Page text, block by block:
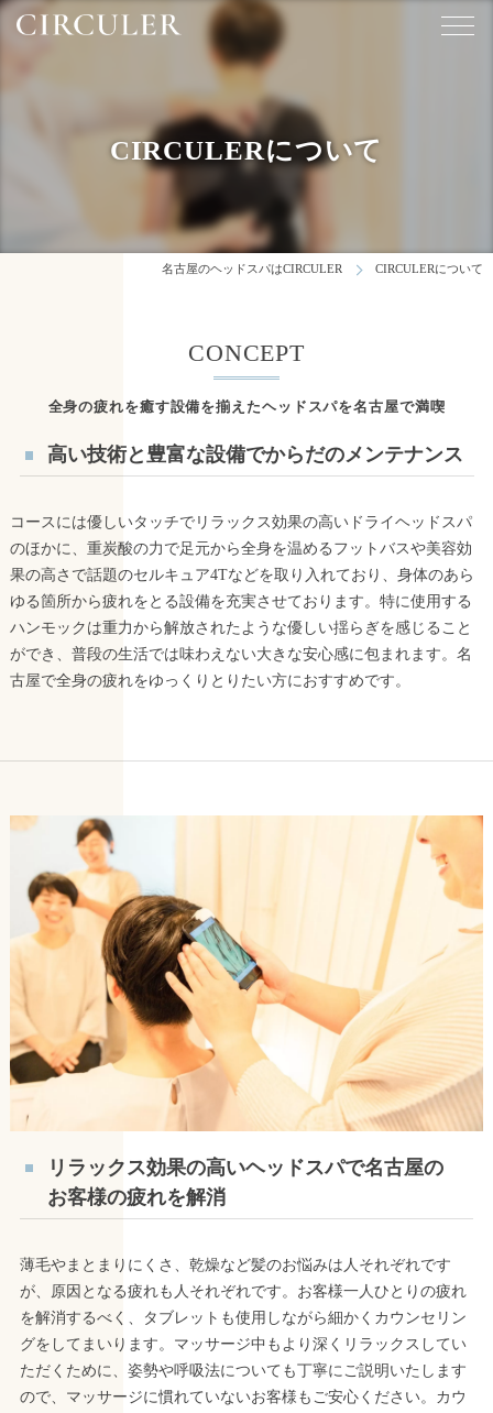
CIRCULERについて
名古屋のヘッドスパはCIRCULER CIRCULERについて
全身の疲れを癒す設備を揃えたヘッドスパを名古屋で満喫
CONCEPT
高い技術と豊富な設備でからだのメンテナンス
コースには優しいタッチでリラックス効果の高いドライヘッドスパ
のほかに、重炭酸の力で足元から全身を温めるフットバスや美容効
果の高さで話題のセルキュア4Tなどを取り入れており、身体のあら
ゆる箇所から疲れをとる設備を充実させております。特に使用する
ハンモックは重力から解放されたような優しい揺らぎを感じること
ができ、普段の生活では味わえない大きな安心感に包まれます。名
古屋で全身の疲れをゆっくりとりたい方におすすめです。
リラックス効果の高いヘッドスパで名古屋の
お客様の疲れを解消
薄毛やまとまりにくさ、乾燥など髪のお悩みは人それぞれです
が、原因となる疲れも人それぞれです。お客様一人ひとりの疲れ
を解消するべく、タブレットも使用しながら細かくカウンセリン
グをしてまいります。マッサージ中もより深くリラックスしてい
ただくために、姿勢や呼吸法についても丁寧にご説明いたします
ので、マッサージに慣れていないお客様もご安心ください。カウ